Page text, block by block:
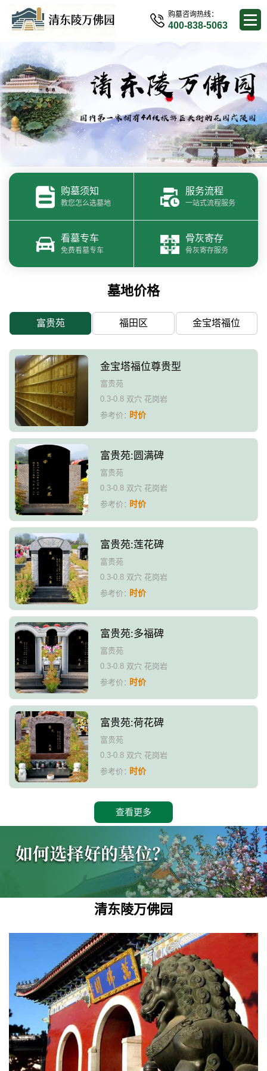
购墓咨询热线：
400-838-5063
购墓须知
教您怎么选墓地
服务流程
一站式流程服务
看墓专车
免费看墓专车
骨灰寄存
骨灰寄存服务
墓地价格
富贵苑 福田区 金宝塔福位
金宝塔福位尊贵型
富贵苑
0.3-0.8 双穴 花岗岩
参考价：时价
富贵苑:圆满碑
富贵苑
0.3-0.8 双穴 花岗岩
参考价：时价
富贵苑:莲花碑
富贵苑
0.3-0.8 双穴 花岗岩
参考价：时价
富贵苑:多福碑
富贵苑
0.3-0.8 双穴 花岗岩
参考价：时价
富贵苑:荷花碑
富贵苑
0.3-0.8 双穴 花岗岩
参考价：时价
查看更多
清东陵万佛园